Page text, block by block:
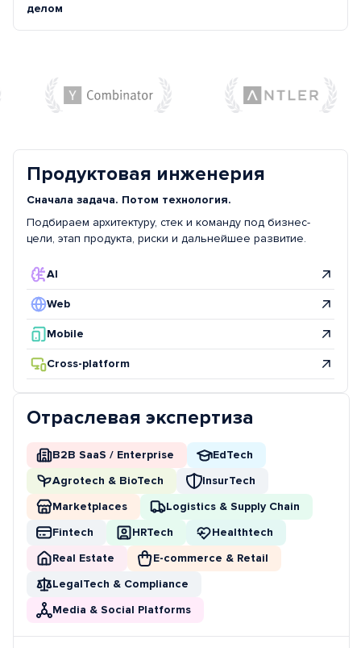
делом
Продуктовая инженерия
Сначала задача. Потом технология.
Подбираем архитектуру, стек и команду под бизнес-
цели, этап продукта, риски и дальнейшее развитие.
AI
Web
Mobile
Cross-platform
Отраслевая экспертиза
B2B SaaS / Enterprise
EdTech
Agrotech & BioTech
InsurTech
Marketplaces
Logistics & Supply Chain
Fintech
HRTech
Healthtech
Real Estate
E-commerce & Retail
LegalTech & Compliance
Media & Social Platforms